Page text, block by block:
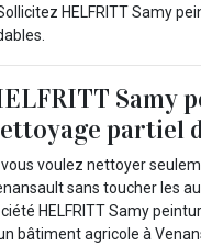
HELFRITT Samy
Samy
partiel
vous voulez nettoyer
sans toucher les
HELFRITT Samy
bâtiment agricole à